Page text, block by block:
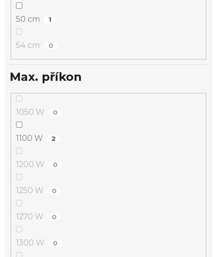
50 cm 1
54 cm 0
Max. příkon
1050 W 0
1100 W 2
1200 W 0
1250 W 0
1270 W 0
1300 W 0